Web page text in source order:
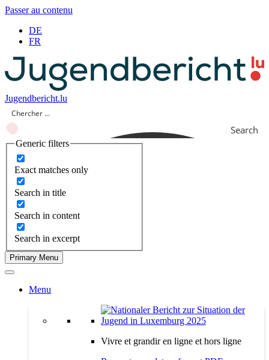
Passer au contenu
DE
FR
Jugendbericht.lu
Search
Generic filters
Exact matches only
Search in title
Search in content
Search in excerpt
Primary Menu
Menu
Vivre et grandir en ligne et hors ligne